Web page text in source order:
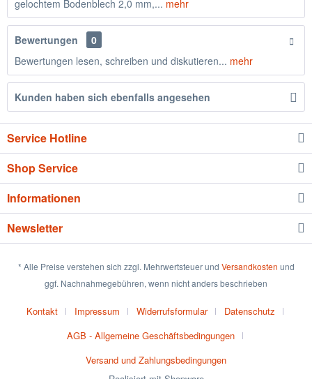
gelochtem Bodenblech 2,0 mm,... mehr
Bewertungen
0
Bewertungen lesen, schreiben und diskutieren... mehr
Kunden haben sich ebenfalls angesehen
Service Hotline
Shop Service
Informationen
Newsletter
* Alle Preise verstehen sich zzgl. Mehrwertsteuer und Versandkosten und
ggf. Nachnahmegebühren, wenn nicht anders beschrieben
Kontakt Impressum Widerrufsformular
Datenschutz
AGB - Allgemeine Geschäftsbedingungen
Versand und Zahlungsbedingungen